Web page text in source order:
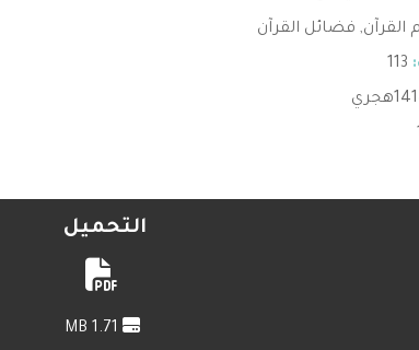
القرآن, فضائل القرآن
113
التحميل